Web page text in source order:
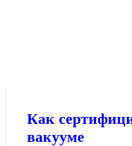
Как
вакууме